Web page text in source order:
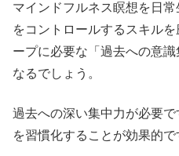
マインドフルネス瞑想を日
をコントロールするスキル
ープに必要な「過去への意
なるでしょう。
過去への深い集中力が必要
を習慣化することが効果的で